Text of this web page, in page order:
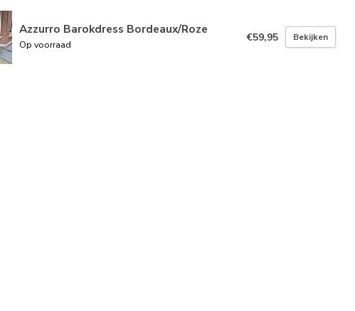
Azzurro Barokdress Bordeaux/Roze
Op voorraad
€59,95 Bekijken